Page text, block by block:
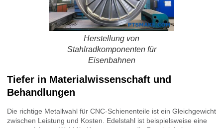
Herstellung von
Stahlradkomponenten für
Eisenbahnen
Tiefer in Materialwissenschaft und
Behandlungen
Die richtige Metallwahl für CNC-Schienenteile ist ein Gleichgewicht
zwischen Leistung und Kosten. Edelstahl ist beispielsweise eine